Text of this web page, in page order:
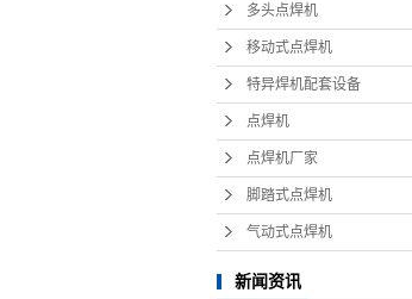
多头点焊机
移动式点焊机
特异焊机配套设备
点焊机
点焊机厂家
脚踏式点焊机
气动式点焊机
新闻资讯